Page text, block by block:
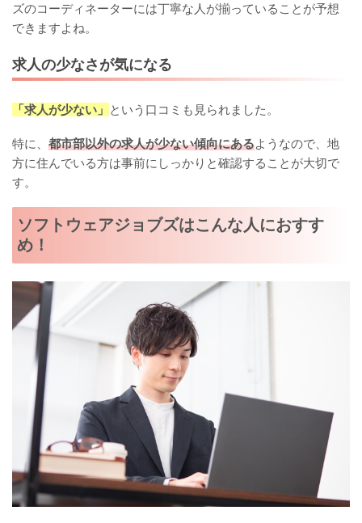
ズのコーディネーターには丁寧な人が揃っていることが予想
できますよね。
求人の少なさが気になる
「求人が少ない」 という口コミも見られました。
特に、 都市部以外の求人が少ない傾向にあるようなので、地
方に住んでいる方は事前にしっかりと確認することが大切で
す。
ソフトウェアジョブズはこんな人におすす
め！